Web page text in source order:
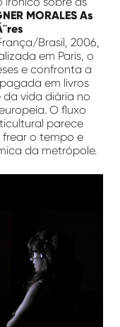
MORALES As
Brasil, 2006,
em Paris, o
e confronta a
em livros
vida diária no
O fluxo
parece
o tempo e
da metrópole.